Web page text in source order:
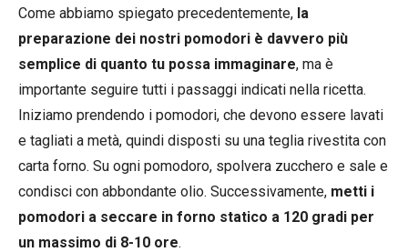
Come abbiamo spiegato precedentemente, la
preparazione dei nostri pomodori è davvero più
semplice di quanto tu possa immaginare, ma è
importante seguire tutti i passaggi indicati nella ricetta.
Iniziamo prendendo i pomodori, che devono essere lavati
e tagliati a metà, quindi disposti su una teglia rivestita con
carta forno. Su ogni pomodoro, spolvera zucchero e sale e
condisci con abbondante olio. Successivamente, metti i
pomodori a seccare in forno statico a 120 gradi per
un massimo di 8-10 ore.